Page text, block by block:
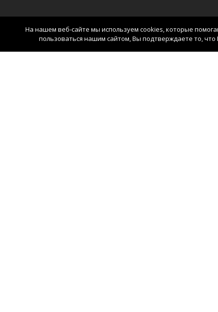
На нашем веб-сайте мы используем cookies, которые
пользоваться нашим сайтом, Вы подтверждаете то,